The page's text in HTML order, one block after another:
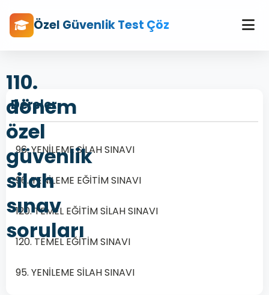
Özel Güvenlik Test Çöz
110.
dönem
özel
güvenlik
silah
sınav
soruları
Dersler
96. YENİLEME SİLAH SINAVI
96. YENİLEME EĞİTİM SINAVI
120. TEMEL EĞİTİM SİLAH SINAVI
120. TEMEL EĞİTİM SINAVI
95. YENİLEME SİLAH SINAVI